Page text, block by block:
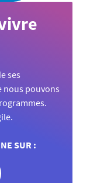
ses
nous pouvons
SUR :